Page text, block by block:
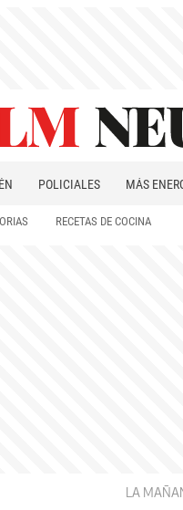
POLICIALES MÁS
RECETAS DE COCINA
LA